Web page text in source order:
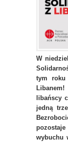
W
tym roku
libańscy
jedną
wybuchu